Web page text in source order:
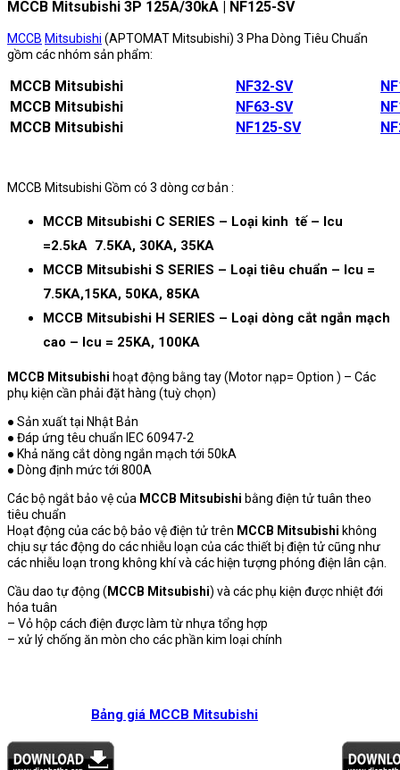
MCCB Mitsubishi 3P 125A/30kA | NF125-SV
MCCB Mitsubishi (APTOMAT Mitsubishi) 3 Pha Dòng Tiêu Chuẩn
gồm các nhóm sản phẩm:
MCCB Mitsubishi NF32-SV
MCCB Mitsubishi
NF63-SV
MCCB Mitsubishi
NF125-SV
MCCB Mitsubishi Gồm có 3 dòng cơ bản :
MCCB Mitsubishi C SERIES – Loại kinh tế – Icu
=2.5kA 7.5KA, 30KA, 35KA
MCCB Mitsubishi S SERIES – Loại tiêu chuẩn – Icu =
7.5KA,15KA, 50KA, 85KA
MCCB Mitsubishi H SERIES – Loại dòng cắt ngắn mạch
cao – Icu = 25KA, 100KA
MCCB Mitsubishi hoạt động bằng tay (Motor nạp= Option ) – Các
phụ kiện cần phải đặt hàng (tuỳ chọn)
● Sản xuất tại Nhật Bản
● Đáp ứng têu chuẩn IEC 60947-2
● Khả năng cắt dòng ngắn mạch tới 50kA
● Dòng định mức tới 800A
Các bộ ngắt bảo vệ của MCCB Mitsubishi bằng điện tử tuân theo
tiêu chuẩn
Hoạt động của các bộ bảo vệ điện tử trên MCCB Mitsubishi không
chịu sự tác động do các nhiễu loạn của các thiết bị điện tử cũng như
các nhiễu loạn trong không khí và các hiện tượng phóng điện lân cận.
Cầu dao tự động ( MCCB Mitsubishi) và các phụ kiện được nhiệt đới
hóa tuân
– Vỏ hộp cách điện được làm từ nhựa tổng hợp
– xử lý chống ăn mòn cho các phần kim loại chính
Bảng giá MCCB Mitsubishi